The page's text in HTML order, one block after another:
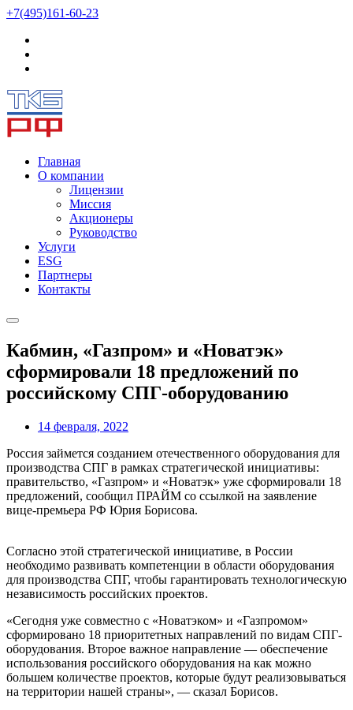
+7(495)161-60-23
Главная
О компании
Лицензии
Миссия
Акционеры
Руководство
Услуги
ESG
Партнеры
Контакты
Кабмин, «Газпром» и «Новатэк»
сформировали 18 предложений по
российскому СПГ-оборудованию
14 февраля, 2022
Россия займется созданием отечественного оборудования для
производства СПГ в рамках стратегической инициативы:
правительство, «Газпром» и «Новатэк» уже сформировали 18
предложений, сообщил ПРАЙМ со ссылкой на заявление
вице-премьера РФ Юрия Борисова.
Согласно этой стратегической инициативе, в России
необходимо развивать компетенции в области оборудования
для производства СПГ, чтобы гарантировать технологическую
независимость российских проектов.
«Сегодня уже совместно с «Новатэком» и «Газпромом»
сформировано 18 приоритетных направлений по видам СПГ-
оборудования. Второе важное направление — обеспечение
использования российского оборудования на как можно
большем количестве проектов, которые будут реализовываться
на территории нашей страны», — сказал Борисов.